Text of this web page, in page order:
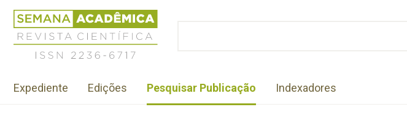
Jump
navigation
Revista
Científica
Semana
Acadêmica
2236-
Menu
institutional
Expediente Edições Pesquisar Publicação Indexadores